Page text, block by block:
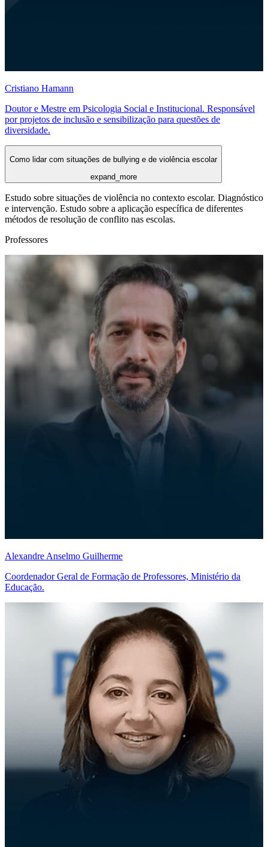
Cristiano Hamann
Doutor e Mestre em Psicologia Social e Institucional. Responsável
por projetos de inclusão e sensibilização para questões de
diversidade.
Como lidar com situações de bullying e de violência escolar
expand_more
Estudo sobre situações de violência no contexto escolar. Diagnóstico
e intervenção. Estudo sobre a aplicação específica de diferentes
métodos de resolução de conflito nas escolas.
Professores
Alexandre Anselmo Guilherme
Coordenador Geral de Formação de Professores, Ministério da
Educação.